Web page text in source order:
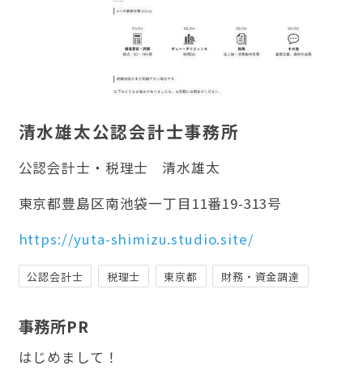
清水雄太公認会計士事務所
公認会計士・税理士
清水雄太
東京都豊島区南池袋一丁目11番19-313号
https://yuta-shimizu.studio.site/
公認会計士 税理士 東京都 財務・資金調達
事務所PR
はじめまして！